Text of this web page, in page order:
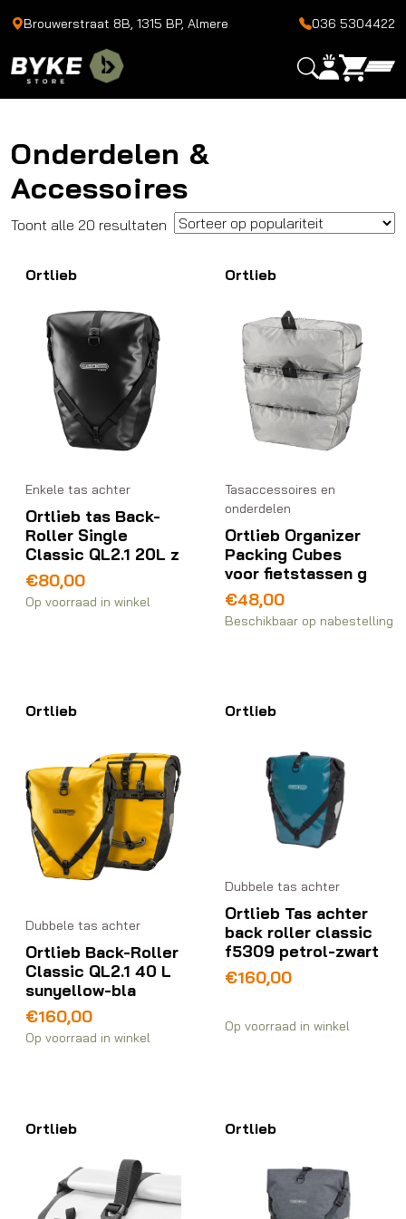
Brouwerstraat 8B, 1315 BP, Almere 036 5304422
Onderdelen &
Accessoires
Toont alle 20 resultaten Gesorteerd
populariteit
Ortlieb
Enkele tas achter
Ortlieb tas Back-
Roller Single
Classic QL2.1 20L z
€80,00
Op voorraad in winkel
Ortlieb
Tasaccessoires en
onderdelen
Ortlieb Organizer
Packing Cubes
voor fietstassen g
€48,00
Beschikbaar op nabestelling
Ortlieb
Dubbele tas achter
Ortlieb Back-Roller
Classic QL2.1 40 L
sunyellow-bla
€160,00
Op voorraad in winkel
Ortlieb
Dubbele tas achter
Ortlieb Tas achter
back roller classic
f5309 petrol-zwart
€160,00
Op voorraad in winkel
Ortlieb Ortlieb